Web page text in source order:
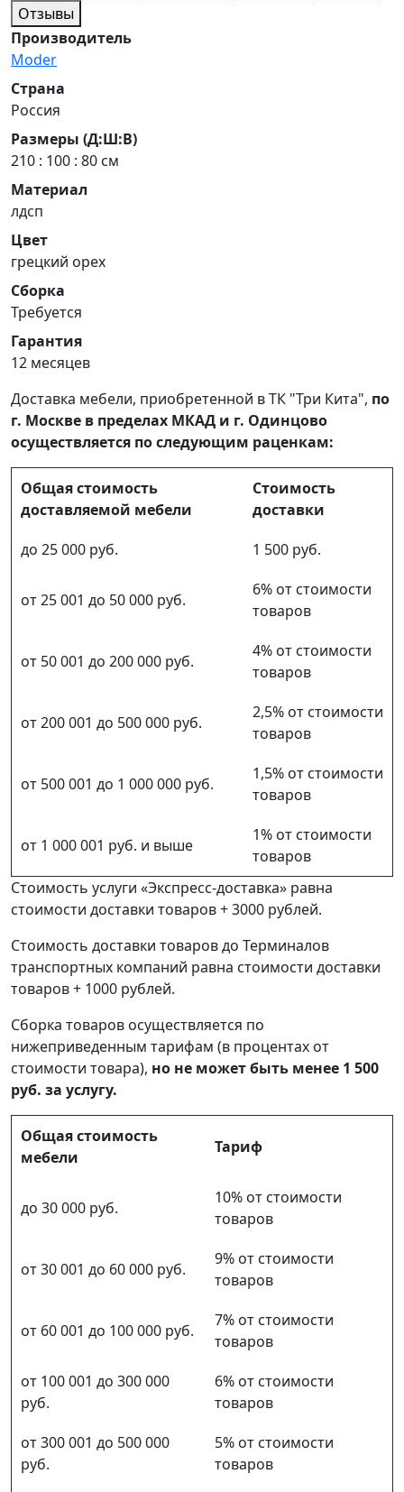
Отзывы
Производитель
Moder
Страна
Россия
Размеры (Д:Ш:В)
210 : 100 : 80 см
Материал
лдсп
Цвет
грецкий орех
Сборка
Требуется
Гарантия
12 месяцев
Доставка мебели, приобретенной в ТК "Три Кита", по
г. Москве в пределах МКАД и г. Одинцово
осуществляется по следующим раценкам:
Общая стоимость
доставляемой мебели
Стоимость
доставки
до 25 000 руб.
1 500 руб.
от 25 001 до 50 000 руб.
6% от стоимости
товаров
от 50 001 до 200 000 руб.
4% от стоимости
товаров
от 200 001 до 500 000 руб.
2,5% от стоимости
товаров
от 500 001 до 1 000 000 руб.
1,5% от стоимости
товаров
от 1 000 001 руб. и выше
1% от стоимости
товаров
Стоимость услуги «Экспресс-доставка» равна
стоимости доставки товаров + 3000 рублей.
Стоимость доставки товаров до Терминалов
транспортных компаний равна стоимости доставки
товаров + 1000 рублей.
Сборка товаров осуществляется по
нижеприведенным тарифам (в процентах от
стоимости товара), но не может быть менее 1 500
руб. за услугу.
Общая стоимость
мебели
Тариф
до 30 000 руб.
10% от стоимости
товаров
от 30 001 до 60 000 руб.
9% от стоимости
товаров
от 60 001 до 100 000 руб.
7% от стоимости
товаров
от 100 001 до 300 000
руб.
6% от стоимости
товаров
от 300 001 до 500 000
руб.
5% от стоимости
товаров